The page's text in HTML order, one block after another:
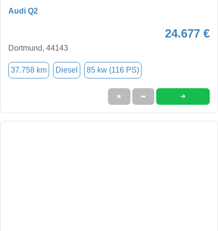
Audi Q2
24.677 €
Dortmund, 44143
37.758 km Diesel 85 kw (116 PS)
★ ➦ ➜